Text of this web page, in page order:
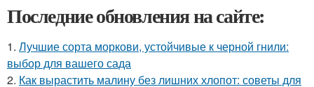
Последние обновления на сайте:
1. Лучшие сорта моркови, устойчивые к черной гнили:
выбор для вашего сада
2. Как вырастить малину без лишних хлопот: советы для